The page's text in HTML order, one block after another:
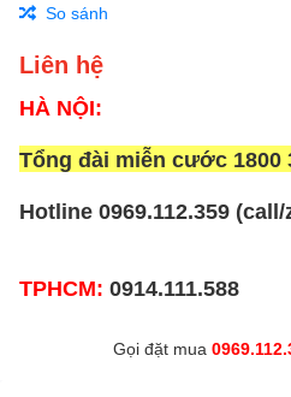
So sánh
Liên hệ
HÀ NỘI:
Tổng đài miễn cước 1800
Hotline 0969.112.359
TPHCM: 0914.111.588
Gọi đặt mua